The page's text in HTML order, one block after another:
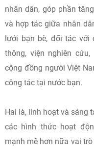
nhân dân, góp phần
và hợp tác giữa nhân
lưới bạn bè, đối tác với
thông, viện nghiên
cộng đồng người Việt
công tác tại nước bạn.
Hai là, linh hoạt và sáng
các hình thức hoạt
mạnh mẽ hơn nữa vai